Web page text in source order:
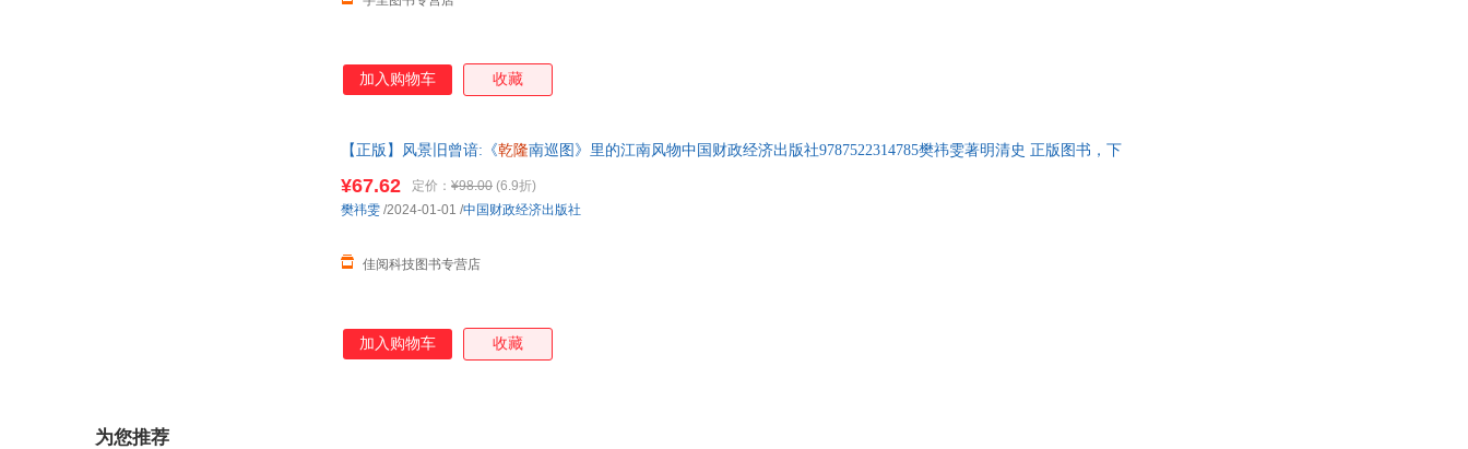
加入购物车 收藏
【正版】风景旧曾谙:《乾隆南巡图》里的江南风物中国财政经济出版社9787522314785樊祎雯著明清史 正版图书，下
¥67.62 定价： ¥98.00 (6.9折)
佳阅科技图书专营店
樊祎雯 /2024-01-01 /中国财政经济出版社
加入购物车 收藏
为您推荐